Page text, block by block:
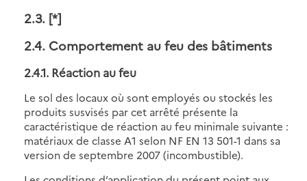
2.3. [*]
2.4. Comportement au feu des bâtiments
2.4.1. Réaction au feu
Le sol des locaux où sont employés ou stockés les
produits susvisés par cet arrêté présente la
caractéristique de réaction au feu minimale suivante :
matériaux de classe A1 selon NF EN 13 501-1 dans sa
version de septembre 2007 (incombustible).